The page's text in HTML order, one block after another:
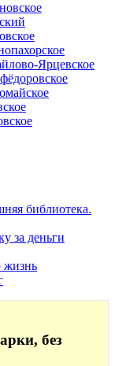
Ярцевское
библиотека.
за деньги
жизнь
без